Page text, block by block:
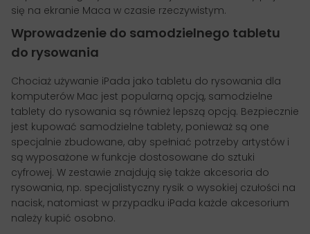
się na ekranie Maca w czasie rzeczywistym.
Wprowadzenie do samodzielnego tabletu
do rysowania
Chociaż używanie iPada jako tabletu do rysowania dla
komputerów Mac jest popularną opcją, samodzielne
tablety do rysowania są również lepszą opcją. Bezpiecznie
jest kupować samodzielne tablety, ponieważ są one
specjalnie zbudowane, aby spełniać potrzeby artystów i
są wyposażone w funkcje dostosowane do sztuki
cyfrowej. W zestawie znajdują się także akcesoria do
rysowania, np. specjalistyczny rysik o wysokiej czułości na
nacisk, natomiast w przypadku iPada każde akcesorium
należy kupić osobno.